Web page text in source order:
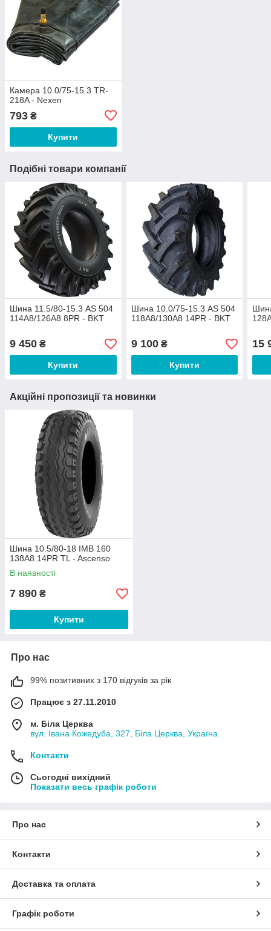
Камера 10.0/75-15.3 TR-
218A - Nexen
793 ₴
Купити
Подібні товари компанії
Шина 11.5/80-15.3 AS 504
114A8/126A8 8PR - BKT
9 450 ₴
Купити
Шина 10.0/75-15.3 AS 504
118A8/130A8 14PR - BKT
9 100₴
Купити
15
Акційні пропозиції та новинки
Шина 10.5/80-18 IMB 160
138A8 14PR TL - Ascenso
В наявності
7 890 ₴
Купити
Про нас
99% позитивних з 170 відгуків за рік
Працює з 27.11.2010
м. Біла Церква
вул. Івана Кожедуба, 327, Біла Церква, Україна
Контакти
Сьогодні вихідний
Показати весь графік роботи
Про нас
Контакти
Доставка та оплата
Графік роботи